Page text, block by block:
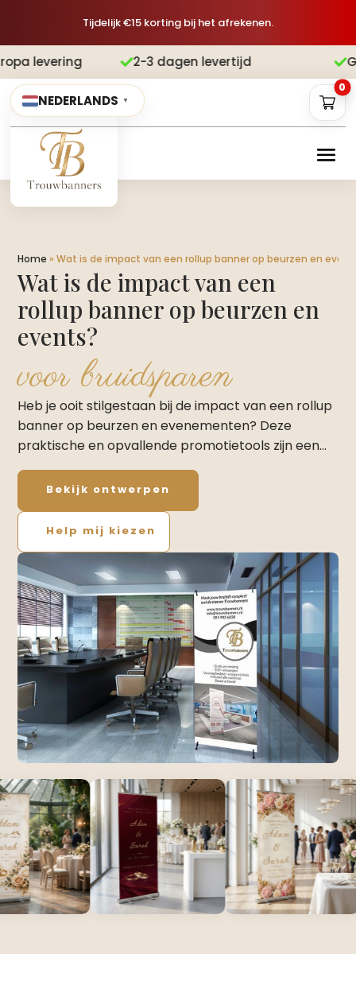
Tijdelijk €15 korting bij het afrekenen.
2-3 dagen levertijd  Gratis
NEDERLANDS ▼
0
Home »Wat is de impact van een rollup banner op beurzen en
Wat is de impact van een
rollup banner op beurzen en
events?
voor bruidsparen
Heb je ooit stilgestaan bij de impact van een rollup
banner op beurzen en evenementen? Deze
praktische en opvallende promotietools zijn een…
Bekijk ontwerpen
Help mij kiezen